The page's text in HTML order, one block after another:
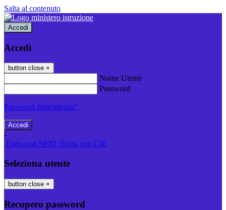
Salta al contenuto
Accedi
Accedi
button close ×
Nome Utente
Password
Password dimenticata?
-
Entra con SPID Entra con CIE
Seleziona utente
button close ×
Recupero password